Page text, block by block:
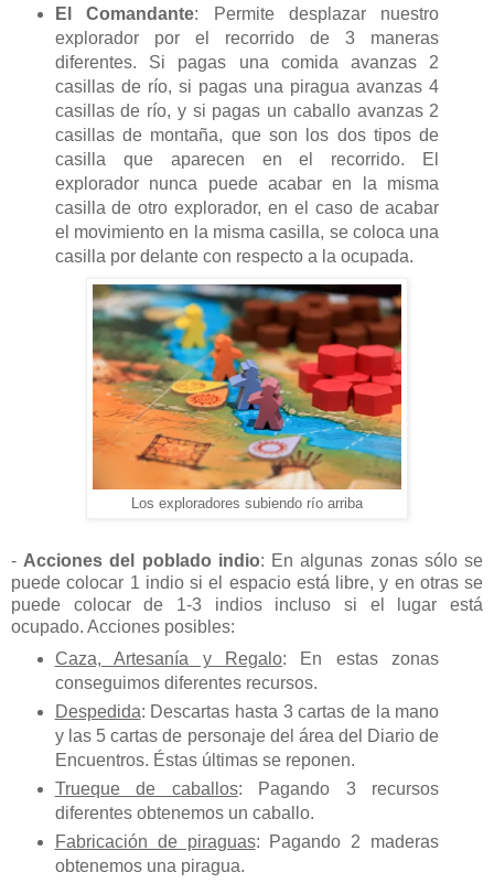
El Comandante: Permite desplazar nuestro
explorador por el recorrido de 3 maneras
diferentes. Si pagas una comida avanzas 2
casillas de río, si pagas una piragua avanzas 4
casillas de río, y si pagas un caballo avanzas 2
casillas de montaña, que son los dos tipos de
casilla que aparecen en el recorrido. El
explorador nunca puede acabar en la misma
casilla de otro explorador, en el caso de acabar
el movimiento en la misma casilla, se coloca una
casilla por delante con respecto a la ocupada.
Los exploradores subiendo río arriba
- Acciones del poblado indio: En algunas zonas sólo se
puede colocar 1 indio si el espacio está libre, y en otras se
puede colocar de 1-3 indios incluso si el lugar está
ocupado. Acciones posibles:
Caza, Artesanía y Regalo: En estas zonas
conseguimos diferentes recursos.
Despedida: Descartas hasta 3 cartas de la mano
y las 5 cartas de personaje del área del Diario de
Encuentros. Éstas últimas se reponen.
Trueque de caballos: Pagando 3 recursos
diferentes obtenemos un caballo.
Fabricación de piraguas: Pagando 2 maderas
obtenemos una piragua.